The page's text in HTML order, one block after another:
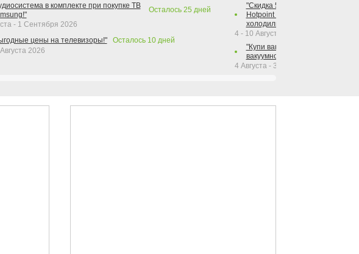
в комплекте при покупке ТВ
Осталось 25 дней
- 1 Сентября 2026
цены на телевизоры!"
Осталось 10дней
2026
"Скидка 50% на варочную
Hotpoint при покупке духового
холодильника Hotpoint!"
4 - 10 Августа 2026
"Купи вакуумный упаковщик +
вакуумного упаковщика =
4 Августа - 30 Сентября 2026